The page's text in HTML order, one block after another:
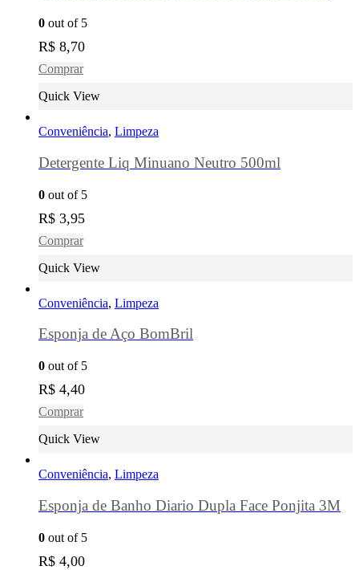
0 out of 5
R$ 8,70
Comprar
Quick View
Conveniência, Limpeza
Detergente Liq Minuano Neutro 500ml
0 out of 5
R$ 3,95
Comprar
Quick View
Conveniência, Limpeza
Esponja de Aço BomBril
0 out of 5
R$ 4,40
Comprar
Quick View
Conveniência, Limpeza
Esponja de Banho Diario Dupla Face Ponjita 3M
0 out of 5
R$ 4,00